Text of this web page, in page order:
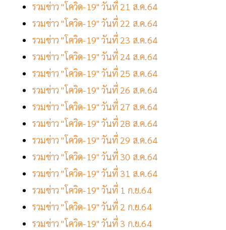
รวมข่าว "โควิด-19" วันที่ 21 ส.ค.64
รวมข่าว "โควิด-19" วันที่ 22 ส.ค.64
รวมข่าว "โควิด-19" วันที่ 23 ส.ค.64
รวมข่าว "โควิด-19" วันที่ 24 ส.ค.64
รวมข่าว "โควิด-19" วันที่ 25 ส.ค.64
รวมข่าว "โควิด-19" วันที่ 26 ส.ค.64
รวมข่าว "โควิด-19" วันที่ 27 ส.ค.64
รวมข่าว "โควิด-19" วันที่ 28 ส.ค.64
รวมข่าว "โควิด-19" วันที่ 29 ส.ค.64
รวมข่าว "โควิด-19" วันที่ 30 ส.ค.64
รวมข่าว "โควิด-19" วันที่ 31 ส.ค.64
รวมข่าว "โควิด-19" วันที่ 1 ก.ย.64
รวมข่าว "โควิด-19" วันที่ 2 ก.ย.64
รวมข่าว "โควิด-19" วันที่ 3 ก.ย.64